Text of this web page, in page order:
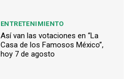
ENTRETENIMIENTO
Así van las votaciones en “La
Casa de los Famosos México”,
hoy 7 de agosto